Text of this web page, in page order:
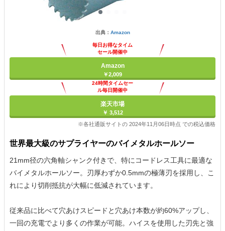
出典： Amazon
毎日お得なタイム
セール開催中
Amazon
￥2,009
24時間タイムセー
ル毎日開催中
楽天市場
￥ 3,512
※各社通販サイトの 2024年11月06日時点 での税込価格
世界最大級のサプライヤーのバイメタルホールソー
21mm径の六角軸シャンク付きで、特にコードレス工具に最適な
バイメタルホールソー。刃厚わずか0.5mmの極薄刃を採用し、こ
れにより切削抵抗が大幅に低減されています。
従来品に比べて穴あけスピードと穴あけ本数が約60%アップし、
一回の充電でより多くの作業が可能。ハイスを使用した刃先と強